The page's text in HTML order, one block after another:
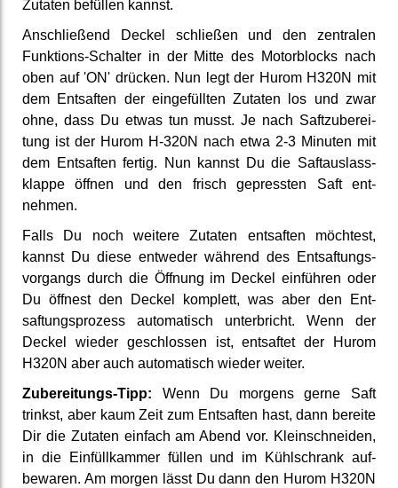
Zutaten befüllen kannst.
An­schließend Deckel schließen und den zentralen
Funktions-Schalter in der Mitte des Motor­blocks nach
oben auf 'ON' drücken. Nun legt der Hurom H320N mit
dem Entsaften der ein­gefüll­ten Zutaten los und zwar
ohne, dass Du etwas tun musst. Je nach Saft­zuberei­
tung ist der Hurom H-320N nach etwa 2-3 Minuten mit
dem Entsaften fertig. Nun kannst Du die Saft­auslass­
klappe öffnen und den frisch ge­press­ten Saft ent­
nehmen.
Falls Du noch weitere Zutaten entsaften möchtest,
kannst Du diese entweder während des Ent­saftungs­
vorgangs durch die Öffnung im Deckel einführen oder
Du öffnest den Deckel komplett, was aber den Ent­
saftungs­prozess auto­matisch unter­bricht. Wenn der
Deckel wieder ge­schlossen ist, ent­saftet der Hurom
H320N aber auch auto­matisch wieder weiter.
Zuberei­tungs-Tipp: Wenn Du morgens gerne Saft
trinkst, aber kaum Zeit zum Entsaften hast, dann bereite
Dir die Zutaten einfach am Abend vor. Klein­schneiden,
in die Einfüll­kammer füllen und im Kühl­schrank auf­
bewaren. Am morgen lässt Du dann den Hurom H320N